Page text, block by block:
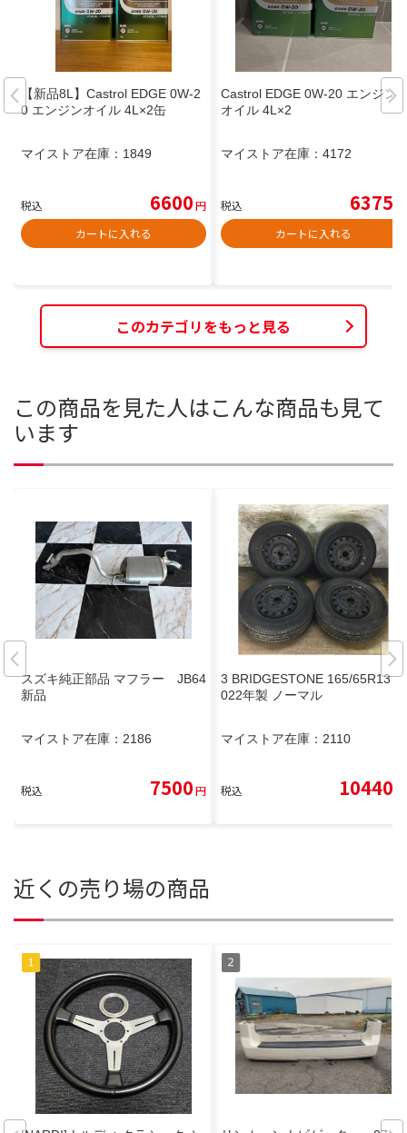
【新品8L】Castrol EDGE 0W-2
0 エンジンオイル 4L×2缶
マイストア在庫： 1849
税込 6600円
カートに入れる
Castrol EDGE 0W-20 エンジン
オイル 4L×2
マイストア在庫： 4172
税込 6375
カートに入れる
このカテゴリをもっと見る
この商品を見た人はこんな商品も見て
います
スズキ純正部品 マフラー JB64
新品
マイストア在庫： 2186
税込 7500円
3 BRIDGESTONE 165/65R13 2
022年製 ノーマル
マイストア在庫： 2110
税込 10440
近くの売り場の商品